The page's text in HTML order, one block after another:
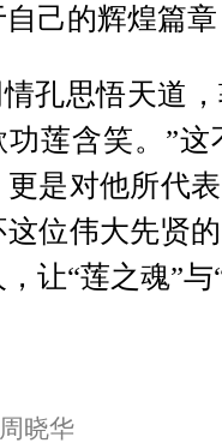
自己的辉煌篇
情孔思悟天道
功莲含笑。”
更是对他所代
这位伟大先贤
让“莲之魂”
晓华